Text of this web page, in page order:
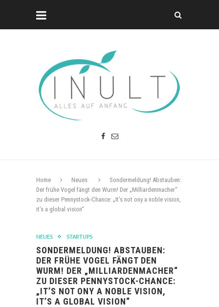
Home Neues
Sondermeldung! Abstauben:
Der frühe Vogel fängt den Wurm! Der „Milliardenmacher“
zu dieser Pennystock-Chance: „It’s not ony a noble vision,
it’s a global vision“
NEUES STARTUPS
SONDERMELDUNG! ABSTAUBEN:
DER FRÜHE VOGEL FÄNGT DEN
WURM! DER „MILLIARDENMACHER“
ZU DIESER PENNYSTOCK-CHANCE:
„IT’S NOT ONY A NOBLE VISION,
IT’S A GLOBAL VISION“